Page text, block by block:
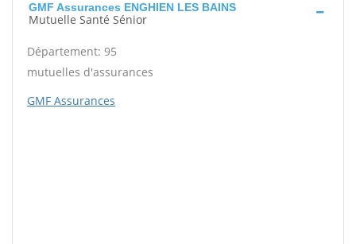
GMF Assurances ENGHIEN LES BAINS
Mutuelle Santé Sénior
Département: 95
mutuelles d'assurances
GMF Assurances